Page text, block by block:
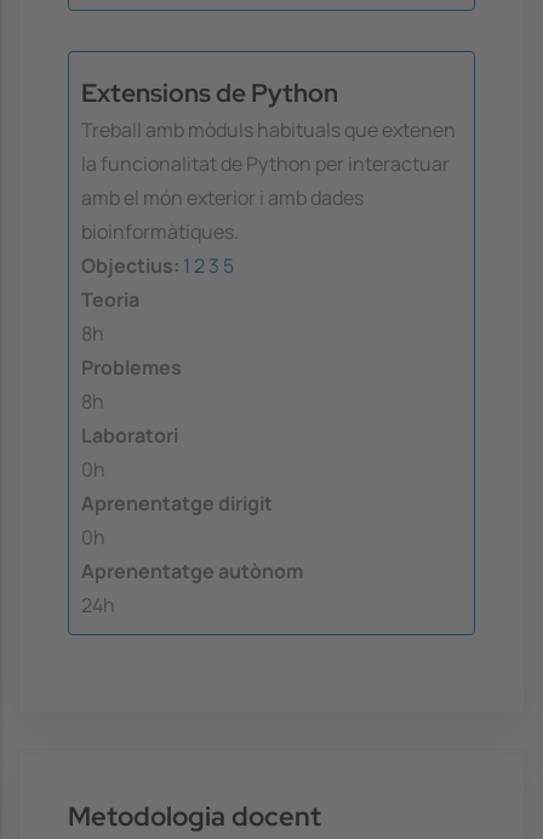
Extensions de Python
Treball amb mòduls habituals que extenen
la funcionalitat de Python per interactuar
amb el món exterior i amb dades
bioinformàtiques.
Objectius: 1 23 5
Teoria
8h
Problemes
8h
Laboratori
0h
Aprenentatge dirigit
0h
Aprenentatge autònom
24h
Metodologia docent